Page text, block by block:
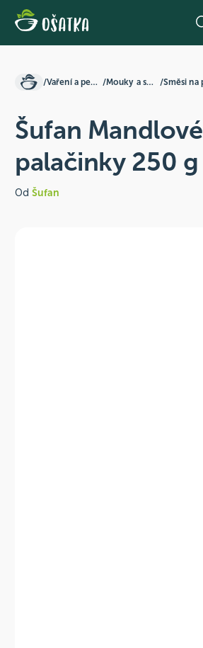
/ Vaření a pečení / Mouky a směsi /
Šufan Mandlové
palačinky 250 g
Od Šufan